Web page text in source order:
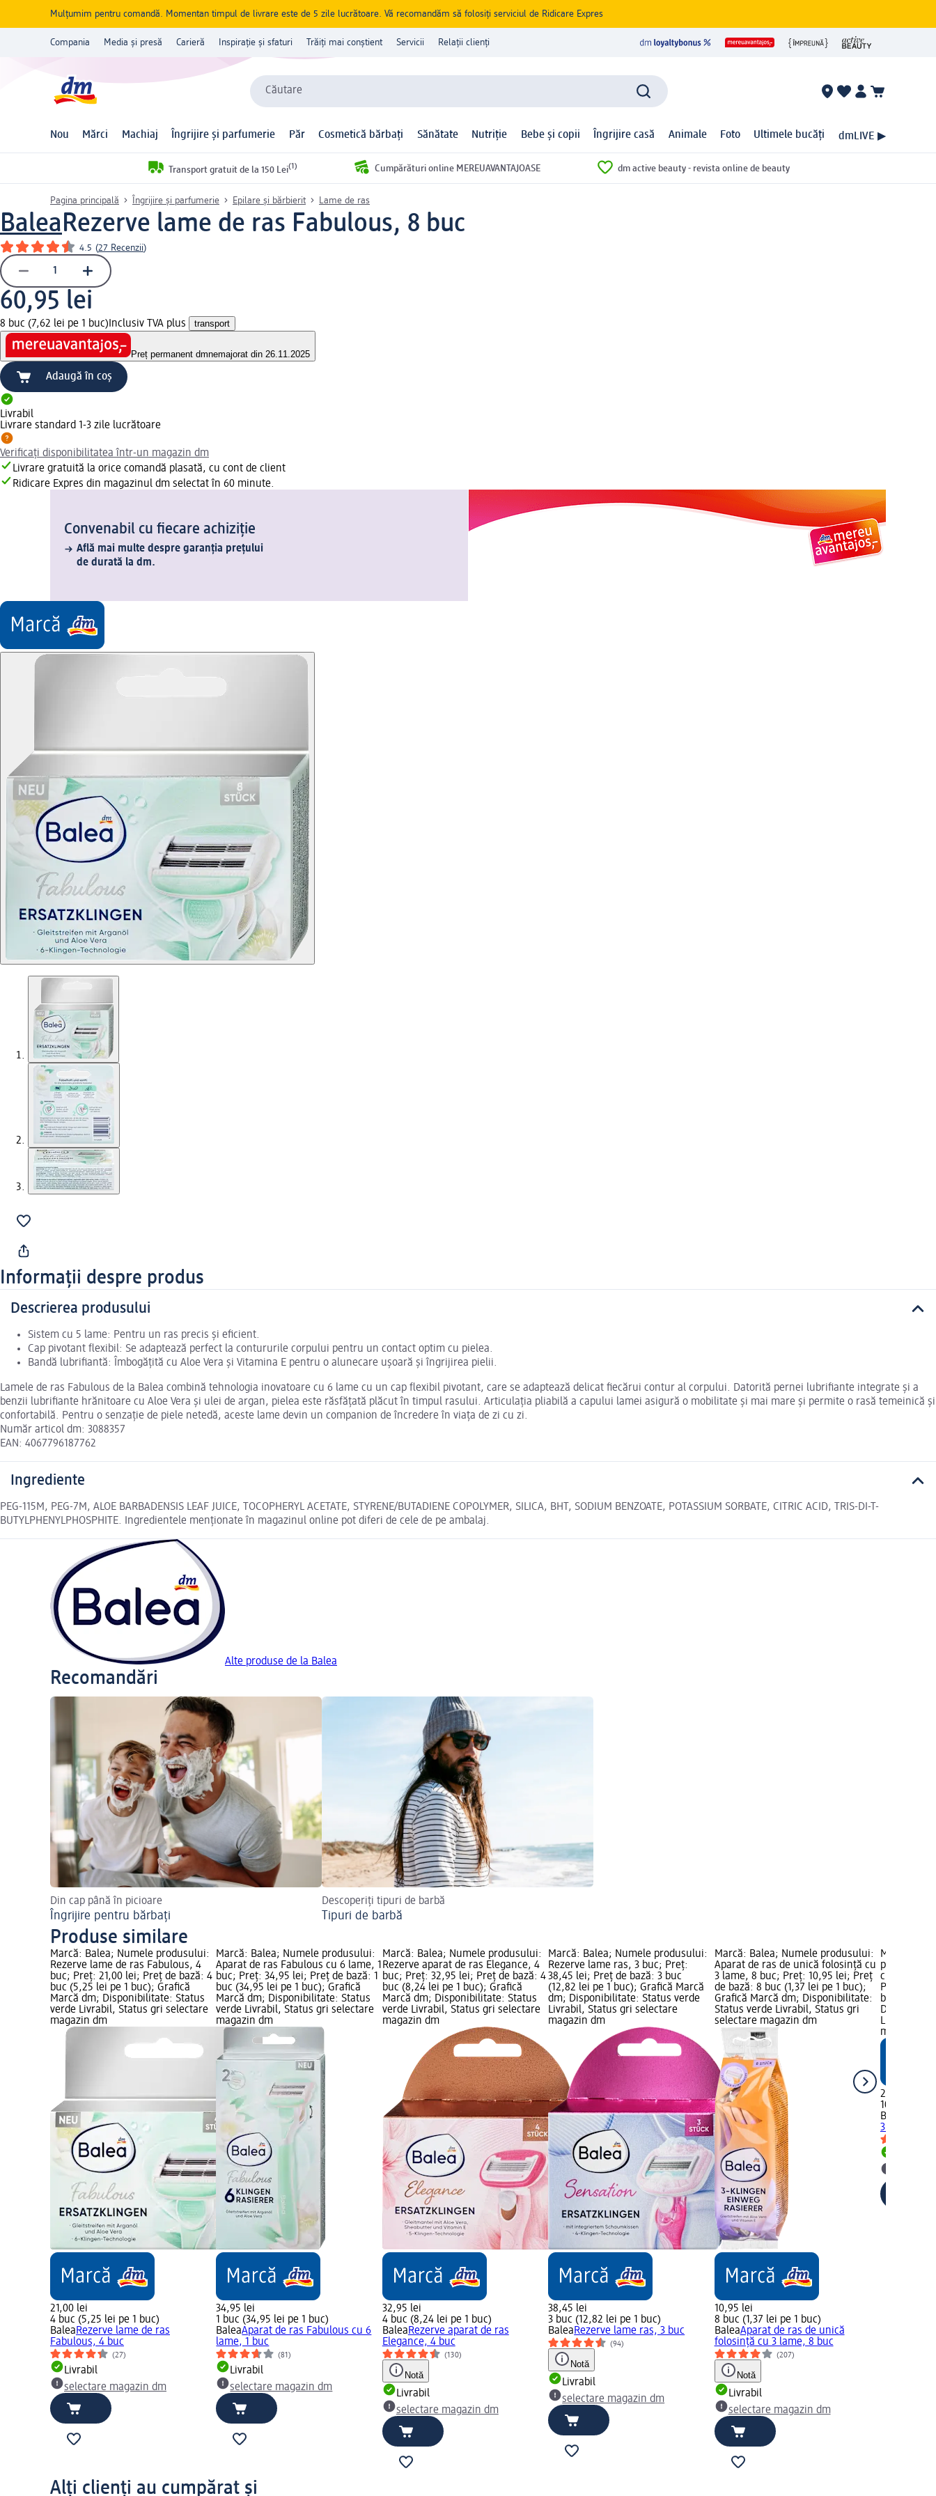
Mulțumim pentru comandă. Momentan timpul de livrare este de 5 zile lucrătoare. Vă recomandăm să folosiți serviciul de Ridicare Expres
Compania Media și presă Carieră Inspirație și sfaturi Trăiți mai conștient Servicii Relații clienți
Căutare
Nou Mărci Machiaj Îngrijire și parfumerie Păr Cosmetică bărbați Sănătate Nutriție Bebe și copii Îngrijire casă Animale Foto Ultimele bucăți dmLIVE ▶
Transport gratuit de la 150 Lei(1) Cumpărături online MEREUAVANTAJOASE dm active beauty - revista online de beauty
Pagina principală Îngrijire și parfumerie Epilare și bărbierit Lame de ras
BaleaRezerve lame de ras Fabulous, 8 buc
4.5 (27 Recenzii)
60,95 lei
8 buc (7,62 lei pe 1 buc) Inclusiv TVA plus transport
Preț permanent dmnemajorat din 26.11.2025
Adaugă în coș
Livrabil
Livrare standard 1-3 zile lucrătoare
Verificați disponibilitatea într-un magazin dm
Livrare gratuită la orice comandă plasată, cu cont de client
Ridicare Expres din magazinul dm selectat în 60 minute.
Convenabil cu fiecare achiziție
Află mai multe despre garanția prețului
de durată la dm.
Informații despre produs
Descrierea produsului
Sistem cu 5 lame: Pentru un ras precis și eficient.
Cap pivotant flexibil: Se adaptează perfect la contururile corpului pentru un contact optim cu pielea.
Bandă lubrifiantă: Îmbogățită cu Aloe Vera și Vitamina E pentru o alunecare ușoară și îngrijirea pielii.
Lamele de ras Fabulous de la Balea combină tehnologia inovatoare cu 6 lame cu un cap flexibil pivotant, care se adaptează delicat fiecărui contur al corpului. Datorită pernei lubrifiante integrate și a
benzii lubrifiante hrănitoare cu Aloe Vera și ulei de argan, pielea este răsfățată plăcut în timpul rasului. Articulația pliabilă a capului lamei asigură o mobilitate și mai mare și permite o rasă temeinică și
confortabilă. Pentru o senzație de piele netedă, aceste lame devin un companion de încredere în viața de zi cu zi.
Număr articol dm: 3088357
EAN: 4067796187762
Ingrediente
PEG-115M, PEG-7M, ALOE BARBADENSIS LEAF JUICE, TOCOPHERYL ACETATE, STYRENE/BUTADIENE COPOLYMER, SILICA, BHT, SODIUM BENZOATE, POTASSIUM SORBATE, CITRIC ACID, TRIS-DI-T-
BUTYLPHENYLPHOSPHITE. Ingredientele menționate în magazinul online pot diferi de cele de pe ambalaj.
Alte produse de la Balea
Recomandări
Din cap până în picioare
Îngrijire pentru bărbați
Descoperiți tipuri de barbă
Tipuri de barbă
Produse similare
Marcă: Balea; Numele produsului:
Rezerve lame de ras Fabulous, 4
buc; Preț: 21,00 lei; Preț de bază: 4
buc (5,25 lei pe 1 buc); Grafică
Marcă dm; Disponibilitate: Status
verde Livrabil, Status gri selectare
magazin dm
21,00 lei
4 buc (5,25 lei pe 1 buc)
BaleaRezerve lame de ras
Fabulous, 4 buc
(27)
Livrabil
selectare magazin dm
Marcă: Balea; Numele produsului:
Aparat de ras Fabulous cu 6 lame, 1
buc; Preț: 34,95 lei; Preț de bază: 1
buc (34,95 lei pe 1 buc); Grafică
Marcă dm; Disponibilitate: Status
verde Livrabil, Status gri selectare
magazin dm
34,95 lei
1 buc (34,95 lei pe 1 buc)
BaleaAparat de ras Fabulous cu 6
lame, 1 buc
(81)
Livrabil
selectare magazin dm
Marcă: Balea; Numele produsului:
Rezerve aparat de ras Elegance, 4
buc; Preț: 32,95 lei; Preț de bază: 4
buc (8,24 lei pe 1 buc); Grafică
Marcă dm; Disponibilitate: Status
verde Livrabil, Status gri selectare
magazin dm
32,95 lei
4 buc (8,24 lei pe 1 buc)
BaleaRezerve aparat de ras
Elegance, 4 buc
(130)
Notă
Livrabil
selectare magazin dm
Marcă: Balea; Numele produsului:
Rezerve lame ras, 3 buc; Preț:
38,45 lei; Preț de bază: 3 buc
(12,82 lei pe 1 buc); Grafică Marcă
dm; Disponibilitate: Status verde
Livrabil, Status gri selectare
magazin dm
38,45 lei
3 buc (12,82 lei pe 1 buc)
BaleaRezerve lame ras, 3 buc
(94)
Notă
Livrabil
selectare magazin dm
Marcă: Balea; Numele produsului:
Aparat de ras de unică folosință cu
3 lame, 8 buc; Preț: 10,95 lei; Preț
de bază: 8 buc (1,37 lei pe 1 buc);
Grafică Marcă dm; Disponibilitate:
Status verde Livrabil, Status gri
selectare magazin dm
10,95 lei
8 buc (1,37 lei pe 1 buc)
BaleaAparat de ras de unică
folosință cu 3 lame, 8 buc
(207)
Notă
Livrabil
selectare magazin dm
Marcă:
produsului:
cu 3 lame,
Preț de
buc);
Livrabil,
magazin
24,95 lei
10 buc
Balea MEN
3 lame, 10
Alți clienți au cumpărat și